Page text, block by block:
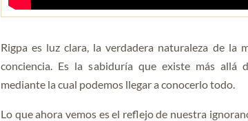
MENTE
Rigpa es luz clara, la verdadera naturaleza de la
conciencia. Es la sabiduría que existe más allá
mediante la cual podemos llegar a conocerlo todo.
Lo que ahora vemos es el reflejo de nuestra